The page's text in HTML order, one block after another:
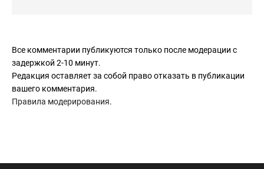
Все комментарии публикуются только после модерации с
задержкой 2-10 минут.
Редакция оставляет за собой право отказать в публикации
вашего комментария.
Правила модерирования.